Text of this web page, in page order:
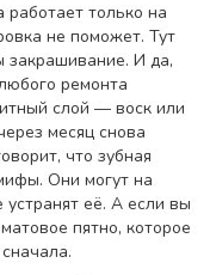
только на
не поможет. Тут
закрашивание. И да,
ремонта
слой — воск или
месяц снова
что зубная
Они могут на
её. А если вы
пятно, которое